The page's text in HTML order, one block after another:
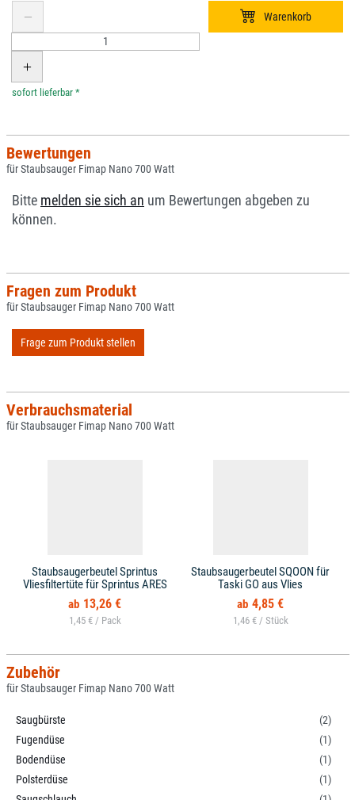
*
Bewertungen
für Staubsauger Fimap Nano 700 Watt
Bitte melden sie sich an um Bewertungen abgeben zu
können.
Fragen zum Produkt
für Staubsauger Fimap Nano 700 Watt
Frage zum Produkt stellen
Verbrauchsmaterial
für Staubsauger Fimap Nano 700 Watt
Staubsaugerbeutel Sprintus
Vliesfiltertüte für Sprintus ARES
13,26 €
1,45 € /
Staubsaugerbeutel SQOON für
Taski GO aus Vlies
4,85 €
1,46 € /
Zubehör
für Staubsauger Fimap Nano 700 Watt
Saugbürste
(2)
Fugendüse
(1)
Bodendüse
(1)
Polsterdüse
(1)